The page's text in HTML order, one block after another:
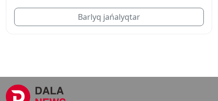
Barlyq jańalyqtar